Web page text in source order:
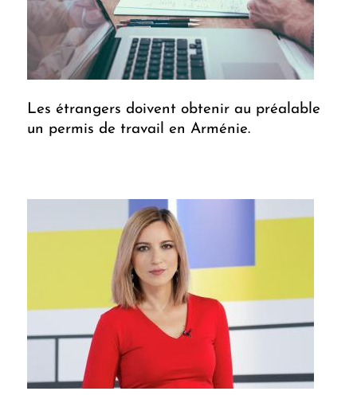
Les étrangers doivent obtenir au préalable
un permis de travail en Arménie.